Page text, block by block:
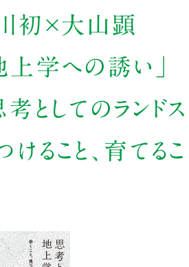
初×大山顕
上学への誘い」
考としてのラン
けること、育てる